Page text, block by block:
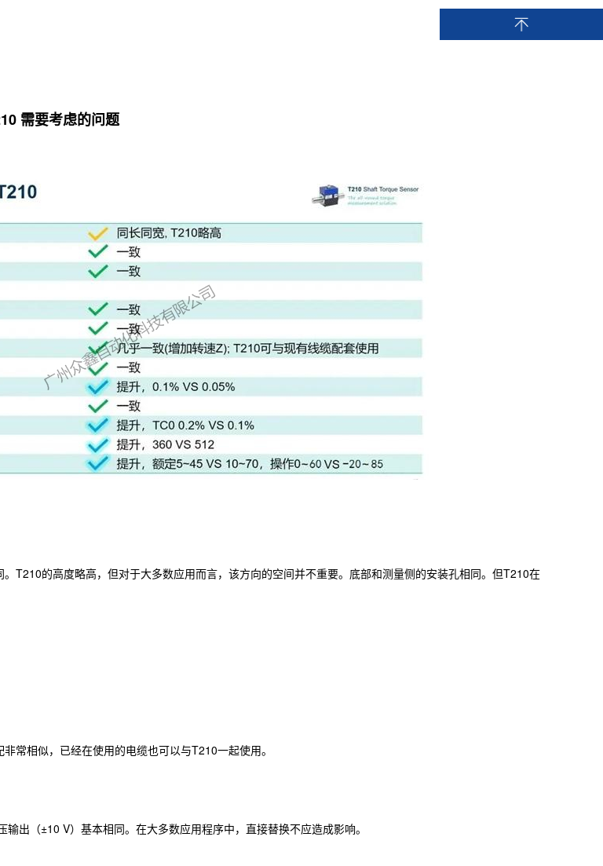
需要考虑的问题
T210的高度略高，但对于大多数应用而言，该方向的空间并不重要。底部和测量侧的安装孔相同。但T210在
常相似，已经在使用的电缆也可以与T210一起使用。
出（±10 V）基本相同。在大多数应用程序中，直接替换不应造成影响。